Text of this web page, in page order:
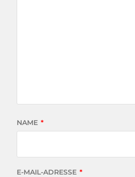
NAME *
E-MAIL-ADRESSE *